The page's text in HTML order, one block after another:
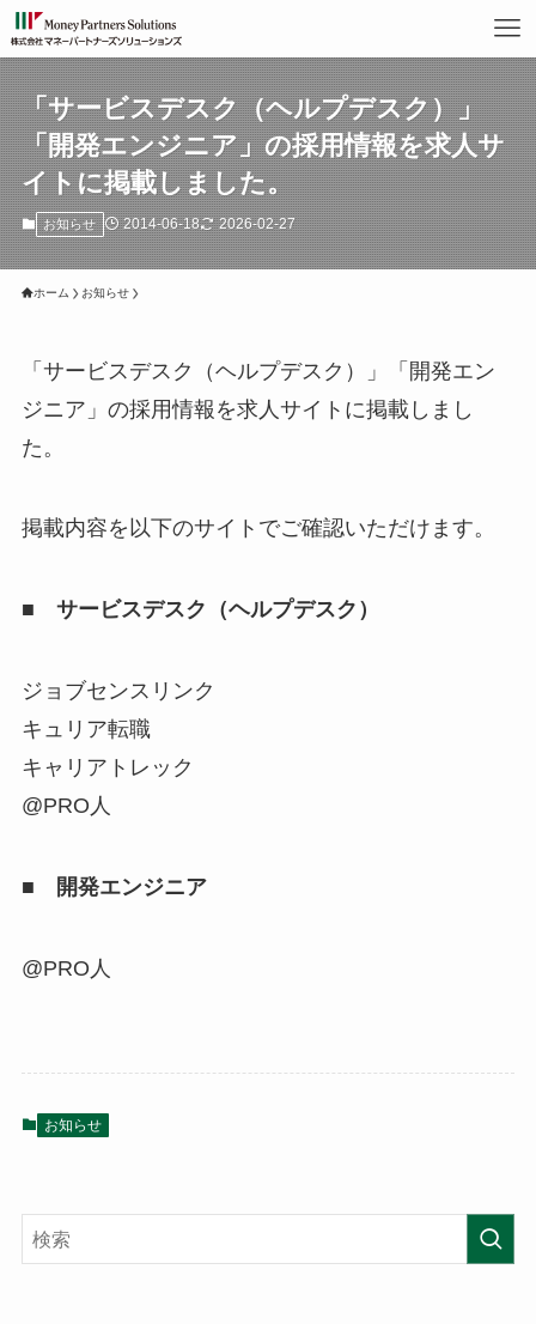
「サービスデスク（ヘルプデスク）」
「開発エンジニア」の採用情報を求人サ
イトに掲載しました。
お知らせ 2014-06-18 2026-02-27
ホーム お知らせ
「サービスデスク（ヘルプデスク）」「開発エン
ジニア」の採用情報を求人サイトに掲載しまし
た。
掲載内容を以下のサイトでご確認いただけます。
■ サービスデスク（ヘルプデスク）
ジョブセンスリンク
キュリア転職
キャリアトレック
@PRO人
■ 開発エンジニア
@PRO人
お知らせ